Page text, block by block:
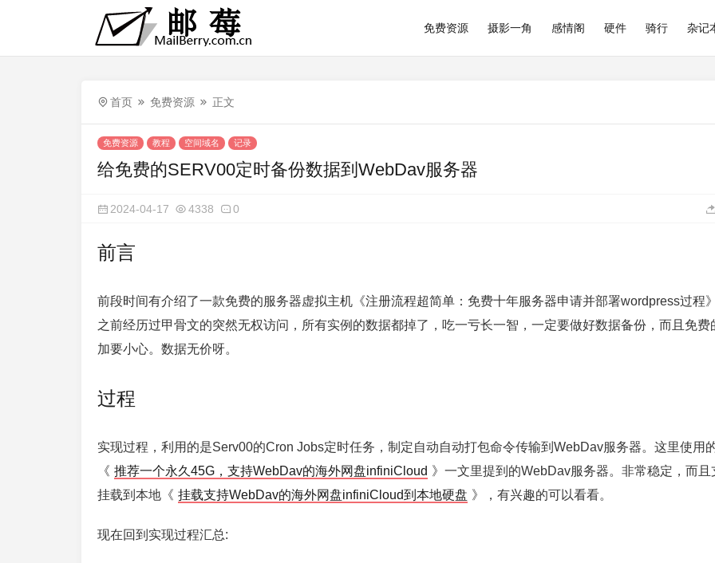
免费资源 摄影一角 感情阁 硬件 骑行 杂记
首页 免费资源 正文
免费资源 教程 空间域名 记录
给免费的SERV00定时备份数据到WebDav服务器
2024-04-17 4338 0
前言
前段时间有介绍了一款免费的服务器虚拟主机《注册流程超简单：免费十年服务器申请并部署wordpress过程
之前经历过甲骨文的突然无权访问，所有实例的数据都掉了，吃一亏长一智，一定要做好数据备份，而且免费
加要小心。数据无价呀。
过程
实现过程，利用的是Serv00的Cron Jobs定时任务，制定自动自动打包命令传输到WebDav服务器。这里使用
《 推荐一个永久45G，支持WebDav的海外网盘infiniCloud 》一文里提到的WebDav服务器。非常稳定，而且
挂载到本地《 挂载支持WebDav的海外网盘infiniCloud到本地硬盘 》，有兴趣的可以看看。
现在回到实现过程汇总: